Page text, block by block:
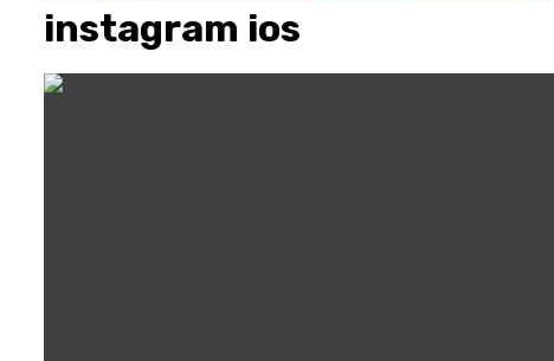
instagram ios